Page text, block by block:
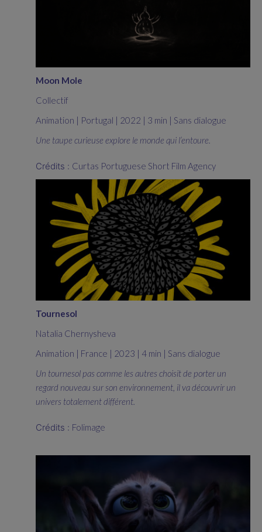
Moon Mole
Collectif
Animation | Portugal | 2022 | 3 min | Sans dialogue
Une taupe curieuse explore le monde qui l’entoure.
Crédits : Curtas Portuguese Short Film Agency
Tournesol
Natalia Chernysheva
Animation | France | 2023 | 4 min | Sans dialogue
Un tournesol pas comme les autres choisit de porter un
regard nouveau sur son environnement, il va découvrir un
univers totalement différent.
Crédits : Folimage